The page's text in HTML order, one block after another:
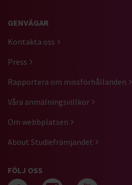
GENVÄGAR
Kontakta oss
Press
Rapportera om missförhållanden
Våra anmälningsvillkor
Om webbplatsen
About Studiefrämjandet
FÖLJ OSS